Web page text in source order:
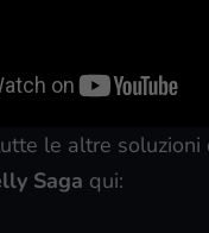
le altre
Saga qui: